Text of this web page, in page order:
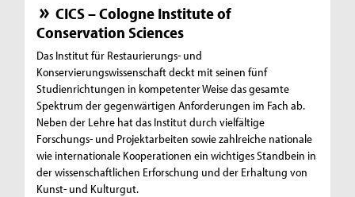
CICS – Cologne Institute of
Conservation Sciences
Das Institut für Restaurierungs- und
Konservierungswissenschaft deckt mit seinen fünf
Studienrichtungen in kompetenter Weise das gesamte
Spektrum der gegenwärtigen Anforderungen im Fach ab.
Neben der Lehre hat das Institut durch vielfältige
Forschungs- und Projektarbeiten sowie zahlreiche nationale
wie internationale Kooperationen ein wichtiges Standbein in
der wissenschaftlichen Erforschung und der Erhaltung von
Kunst- und Kulturgut.